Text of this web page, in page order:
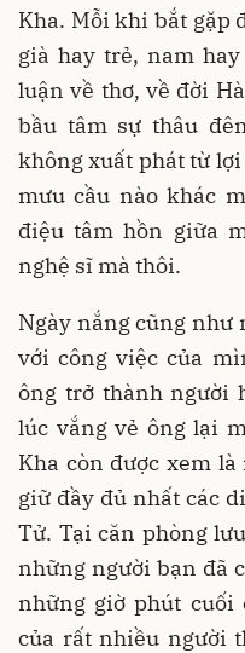
Kha. Mỗi khi bắt gặp
già hay trẻ, nam
luận về thơ, về đời
bầu tâm sự thâu
không xuất phát từ
mưu cầu nào khác
điệu tâm hồn giữa
nghệ sĩ mà thôi.
Ngày nắng cũng như
với công việc của
ông trở thành người
lúc vắng vẻ ông lại
Kha còn được xem
giữ đầy đủ nhất các
Tử. Tại căn phòng
những người bạn đã
những giờ phút cuối
của rất nhiều người